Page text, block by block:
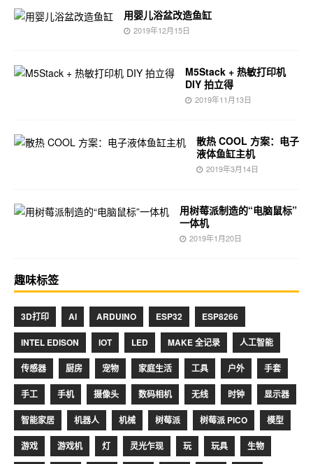
用婴儿浴盆改造鱼缸
2019年12月15日
M5Stack + 热敏打印机
DIY 拍立得
2019年11月13日
散热 COOL 方案：电子
液体鱼缸主机
2019年3月14日
用树莓派制造的“电脑鼠标”
一体机
2019年1月20日
趣味标签
3D打印 AI ARDUINO ESP32 ESP8266
INTEL EDISON IOT LED MAKE 全记录 人工智能
传感器 厨房 宠物 家庭生活 工具 户外 手套
手工 手机 摄像头 数码相机 无线 时钟 显示器
智能家居 机器人 机械 树莓派 树莓派 PICO 模型
游戏 游戏机 灯 灵光乍现 玩 玩具 生物